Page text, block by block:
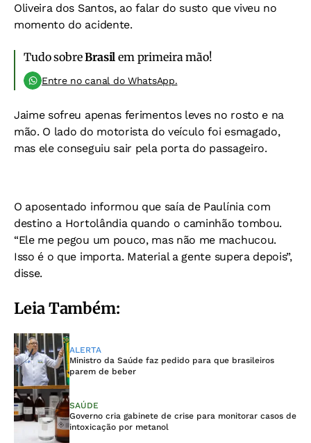
Oliveira dos Santos, ao falar do susto que viveu no
momento do acidente.
Tudo sobreBrasil em primeira mão!
Entre no canal do WhatsApp.
Jaime sofreu apenas ferimentos leves no rosto e na
mão. O lado do motorista do veículo foi esmagado,
mas ele conseguiu sair pela porta do passageiro.
O aposentado informou que saía de Paulínia com
destino a Hortolândia quando o caminhão tombou.
“Ele me pegou um pouco, mas não me machucou.
Isso é o que importa. Material a gente supera depois”,
disse.
Leia Também:
ALERTA
Ministro da Saúde faz pedido para que brasileiros
parem de beber
SAÚDE
Governo cria gabinete de crise para monitorar casos de
intoxicação por metanol